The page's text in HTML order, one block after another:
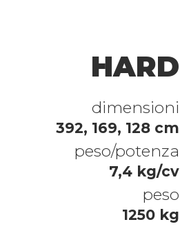
HARD
dimensioni
392, 169, 128 cm
peso/potenza
7,4 kg/cv
peso
1250 kg